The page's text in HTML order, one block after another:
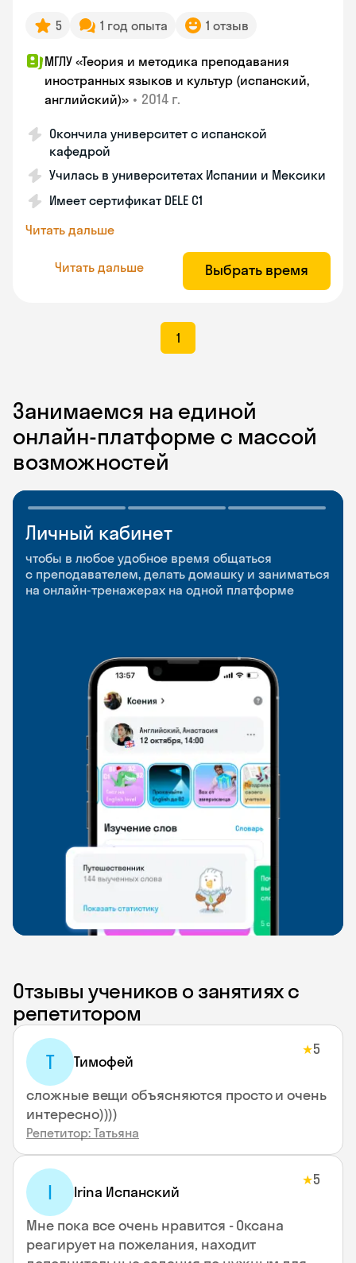
5 1 год опыта 1 отзыв
МГЛУ «Теория и методика преподавания
иностранных языков и культур (испанский,
английский)» • 2014 г.
Окончила университет с испанской
кафедрой
Училась в университетах Испании и Мексики
Имеет сертификат DELE C1
Читать дальше
Читать дальше Выбрать время
1
Занимаемся на единой
онлайн-платформе с массой
возможностей
Личный кабинет
чтобы в любое удобное время общаться
с преподавателем, делать домашку и заниматься
на онлайн-тренажерах на одной платформе
Мобильное
приложение
чтобы заниматься и изучать новые слова где
и когда удобно
Разговорные клубы
и Talks
Групповые занятия для разговорной практики
и индивидуальные встречи с преподавателями
Отзывы учеников о занятиях с
репетитором
Т Тимофей
★5
сложные вещи объясняются просто и очень
интересно))))
Репетитор: Татьяна
I Irina Испанский
★5
Мне пока все очень нравится - Оксана
реагирует на пожелания, находит